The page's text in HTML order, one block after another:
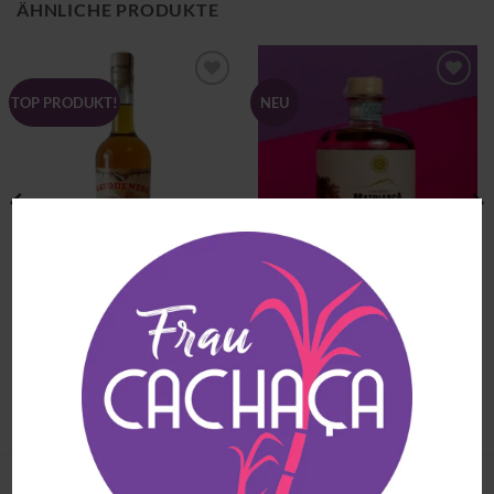
ÄHNLICHE PRODUKTE
TOP PRODUKT!
Cachaça Mato Dentro Jaqueira
(inkl. MwSt)
NEU
hinzufügen
CACHAÇAS - GEREIFT
Cachaça Matriarca Blend
Tropical
59.90 (inkl. MwSt)